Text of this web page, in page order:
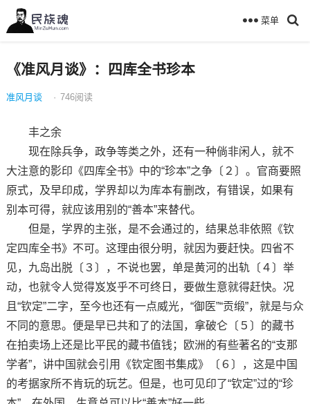
菜单
《准风月谈》：四库全书珍本
准风月谈 · 746阅读
丰之余
现在除兵争，政争等类之外，还有一种倘非闲人，就不
大注意的影印《四库全书》中的“珍本”之争〔２〕。官商要照
原式，及早印成，学界却以为库本有删改，有错误，如果有
别本可得，就应该用别的“善本”来替代。
但是，学界的主张，是不会通过的，结果总非依照《钦
定四库全书》不可。这理由很分明，就因为要赶快。四省不
见，九岛出脱〔３〕，不说也罢，单是黄河的出轨〔４〕举
动，也就令人觉得岌岌乎不可终日，要做生意就得赶快。况
且“钦定”二字，至今也还有一点威光，“御医”“贡缎”，就是与众
不同的意思。便是早已共和了的法国，拿破仑〔５〕的藏书
在拍卖场上还是比平民的藏书值钱；欧洲的有些著名的“支那
学者”，讲中国就会引用《钦定图书集成》〔６〕，这是中国
的考据家所不肯玩的玩艺。但是，也可见印了“钦定”过的“珍